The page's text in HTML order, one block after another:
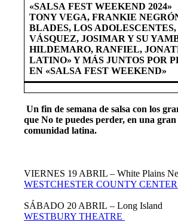
«SALSA FEST WEEKEND 2024»
TONY VEGA, FRANKIE
BLADES, LOS
VÁSQUEZ, JOSIMAR Y SU
HILDEMARO, RANFIEL,
LATINO» Y MÁS JUNTOS POR
EN «SALSA FEST WEEKEND»
Un fin de semana de salsa con los
que No te puedes perder, en una
comunidad latina.
VIERNES 19 ABRIL – White Plains
WESTCHESTER COUNTY CENTER
SÁBADO 20 ABRIL – Long Island
WESTBURY THEATRE